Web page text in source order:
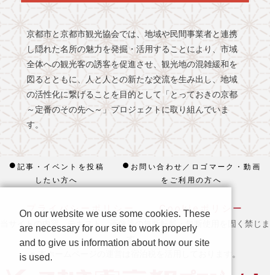
京都市と京都市観光協会では、地域や民間事業者と連携
し隠れた名所の魅力を発掘・活用することにより、市域
全体への観光客の誘客を促進させ、観光地の混雑緩和を
図るとともに、人と人との新たな交流を生み出し、地域
の活性化に繋げることを目的として「とっておきの京都
～定番のその先へ～」プロジェクトに取り組んでいま
す。
記事・イベントを投稿
したい方へ
お問い合わせ／ロゴマーク・動画
をご利用の方へ
プライバシーポリシー Cookieポリシー
当サイトの内容、テキスト、画像等の無断転載・無断使用を固く禁じま
す。
※ 本ホームページの運営は宿泊税を活用しております。
On our website we use some cookies. These
are necessary for our site to work properly
and to give us information about how our site
is used.